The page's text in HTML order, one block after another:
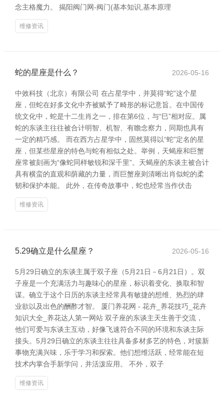
念主格魔力。 揭阳阀门网-阀门(基本知识,基本原理
维修资讯
蛇的星座是什么？ 2026-05-16
中效科技（北京）有限公司 在占星学中，并莫得“蛇”这个星
座，但蛇在好多文化中齐被赋予了畸形的标记意旨。在中国传
统文化中，蛇是十二生肖之一，排在第6位，与“巳”相对应。属
蛇的东谈主往往被合计明智、机智、有瞻念察力，同期也具有
一定的精巧感。 而在西方占星学中，固然莫得以“蛇”定名的星
座，但某些星座的特色与蛇有相似之处。举例，天蝎座和巨蟹
座常被刻画为“像蛇同样敏锐和深千里”。天蝎座的东谈主被合计
具有横蛮的直观和荫藏的力量，而巨蟹座则清晰出肖似蛇的柔
韧和保护本能。 此外，在传奇故事中，蛇也经常当作伏击
维修资讯
5.29确立是什么星座？ 2026-05-16
5月29日确立的东谈主属于双子座（5月21日－6月21日）。双
子座是一个充满活力与趣味心的星座，标识着变化、换取和智
谋。确立于这个日历的东谈主经常具有敏捷的想维、热烈的肆
业欲以及出色的酬酢才智。 厦门养花网 - 花卉_养花技巧_花卉
知识大全_养花达人第一网站 双子座的东谈主天生善于交流，
他们可爱与东谈主互动，好像飞速符合不同的环境和东谈主际
接头。5月29日确立的东谈主往往具备多材多艺的特色，对簇新
事物充满兴味，乐于学习和探索。他们想维活跃，经常能在短
技术内掌合手新学问，并活泼应用。 不外，双子
维修资讯